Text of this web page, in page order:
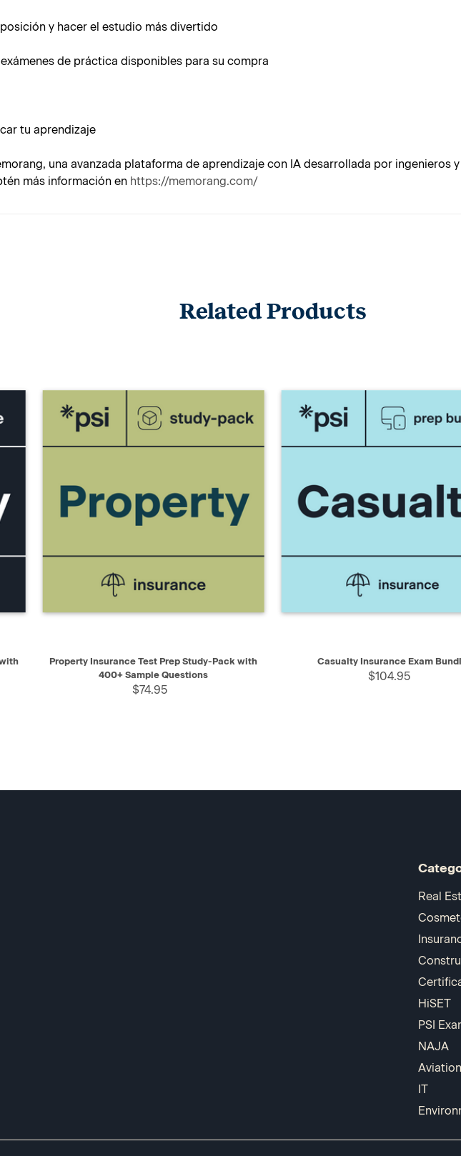
y hacer el estudio más divertido
de práctica disponibles para su compra
tu aprendizaje
una avanzada plataforma de aprendizaje con IA desarrollada por ingenieros
más información en https://memorang.com/
Related Products
QUICK VIEW ADD TO CART
Property Insurance Test Prep Study-Pack with
400+ Sample Questions
$74.95
QUICK VIEW ADD TO
Casualty Insurance Exam
$104.95
Real
HiSET
PSI
NAJA
Aviation
IT